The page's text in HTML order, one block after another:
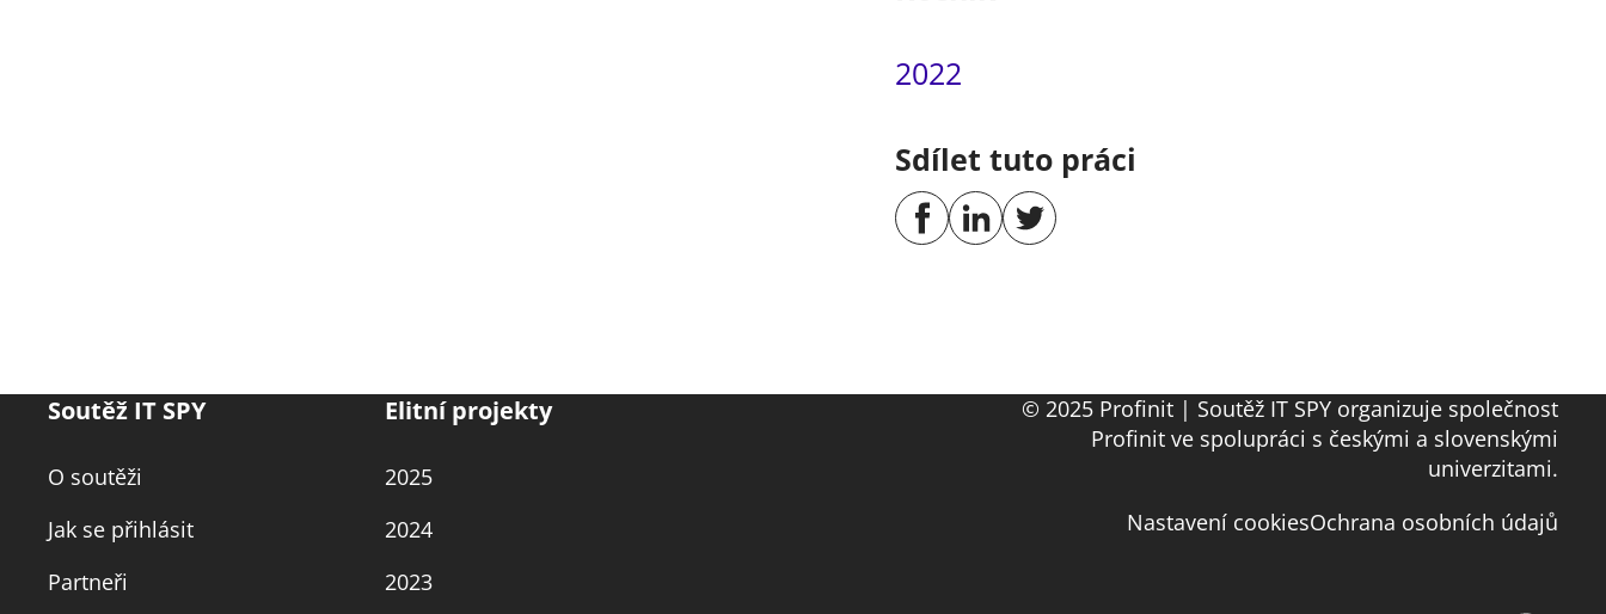
2022
Sdílet tuto práci
Soutěž IT SPY
O soutěži
Jak se přihlásit
Partneři
Elitní projekty
2025
2024
2023
© 2025 Profinit | Soutěž IT SPY organizuje společnost
Profinit ve spolupráci s českými a slovenskými
univerzitami.
Nastavení cookiesOchrana osobních údajů